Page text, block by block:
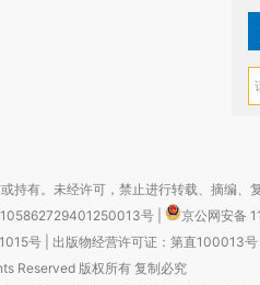
有。未经许可，禁止进行转载、摘编、
号
京公网安备
号| 出版物经营许可证：第直100013号
Reserved 版权所有 复制必究